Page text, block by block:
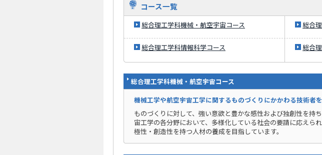
コース一覧
総合理工学科機械・航空宇宙コース 総合
総合理工学科情報科学コース 総合
総合理工学科機械・航空宇宙コース
機械工学や航空宇宙工学に関するものづくりにかかわる技術者
ものづくりに対して、強い意欲と豊かな感性および独創性を持
宙工学の各分野において、多様化している社会の要請に応えら
極性・創造性を持つ人材の養成を目指しています。